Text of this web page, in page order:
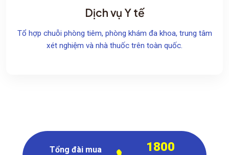
Dịch vụ Y tế
Tổ hợp chuỗi phòng tiêm, phòng khám đa khoa, trung tâm
xét nghiệm và nhà thuốc trên toàn quốc.
Tổng đài mua
1800